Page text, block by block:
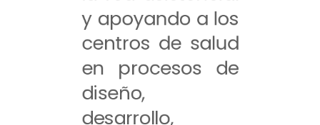
y apoyando a los
centros de salud
en procesos de
diseño,
desarrollo,